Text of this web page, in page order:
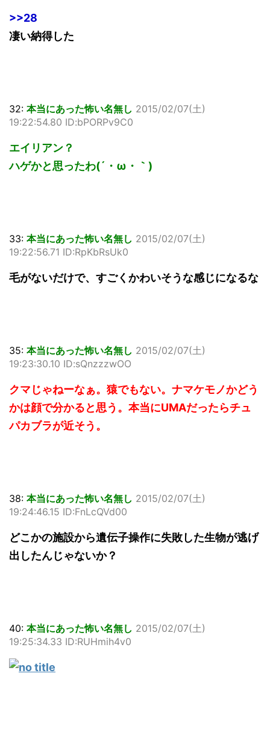
>>28
凄い納得した
32: 本当にあった怖い名無し 2015/02/07(土)
19:22:54.80 ID:bPORPv9C0
エイリアン？
ハゲかと思ったわ(´・ω・｀)
33: 本当にあった怖い名無し 2015/02/07(土)
19:22:56.71 ID:RpKbRsUk0
毛がないだけで、すごくかわいそうな感じになるな
35: 本当にあった怖い名無し 2015/02/07(土)
19:23:30.10 ID:sQnzzzwOO
クマじゃねーなぁ。猿でもない。ナマケモノかどう
かは顔で分かると思う。本当にUMAだったらチュ
パカブラが近そう。
38: 本当にあった怖い名無し 2015/02/07(土)
19:24:46.15 ID:FnLcQVd00
どこかの施設から遺伝子操作に失敗した生物が逃げ
出したんじゃないか？
40: 本当にあった怖い名無し 2015/02/07(土)
19:25:34.33 ID:RUHmih4v0